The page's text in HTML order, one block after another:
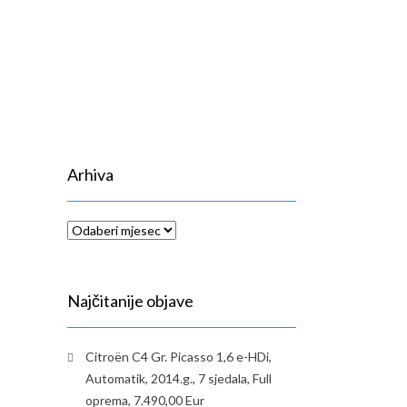
Arhiva
Arhiva
Najčitanije objave
Citroën C4 Gr. Picasso 1,6 e-HDi,
Automatik, 2014.g., 7 sjedala, Full
oprema, 7.490,00 Eur